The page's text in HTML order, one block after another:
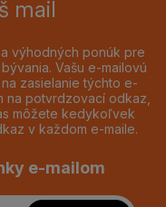
mail
výhodných ponúk pre
Vašu e-mailovú
zasielanie týchto e-
na potvrdzovací odkaz,
môžete kedykoľvek
v každom e-maile.
e-mailom